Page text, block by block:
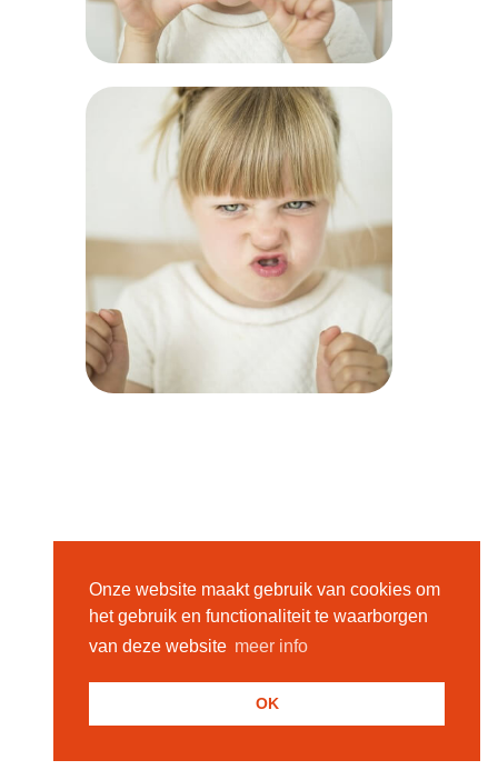
Onze website maakt gebruik van cookies om
het gebruik en functionaliteit te waarborgen
van deze website meer info
OK